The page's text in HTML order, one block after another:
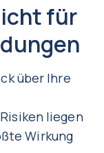
für
über Ihre
liegen
Wirkung